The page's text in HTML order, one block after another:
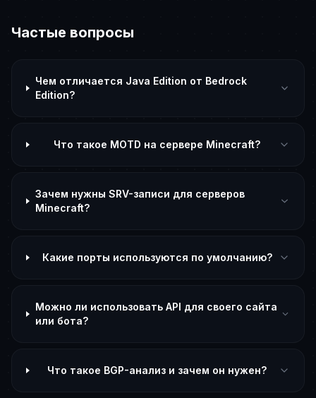
Частые вопросы
Чем отличается Java Edition от Bedrock
Edition?
Что такое MOTD на сервере Minecraft?
Зачем нужны SRV-записи для серверов
Minecraft?
Какие порты используются по умолчанию?
Можно ли использовать API для своего сайта
или бота?
Что такое BGP-анализ и зачем он нужен?